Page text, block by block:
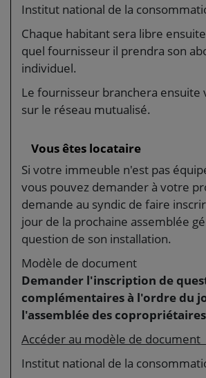
Institut national de la
Chaque habitant sera libre
quel fournisseur il prendra son
individuel.
Le fournisseur branchera ensuite
sur le réseau mutualisé.
Vous êtes locataire
Si votre immeuble n'est pas
vous pouvez demander à votre
demande au syndic de faire
jour de la prochaine assemblée
question de son installation.
Modèle de document
Demander l'inscription de
complémentaires à l'ordre du
l'assemblée des copropriétaires
Accéder au modèle de document
Institut national de la